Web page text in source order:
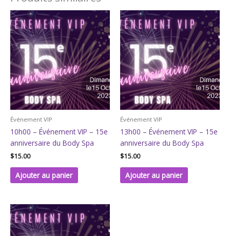
Événement VIP
10h00 – Événement VIP – 15e
anniversaire du Body Spa
$15.00
Ajouter au panier
Événement VIP
13h00 – Événement VIP – 15e
anniversaire du Body Spa
$15.00
Ajouter au panier